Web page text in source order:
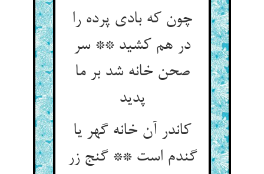
چون که بادی پرده را
در هم کشید ** سر
صحن خانه شد بر ما
پدید
کاندر آن خانه گهر یا
گندم است ** گنج زر